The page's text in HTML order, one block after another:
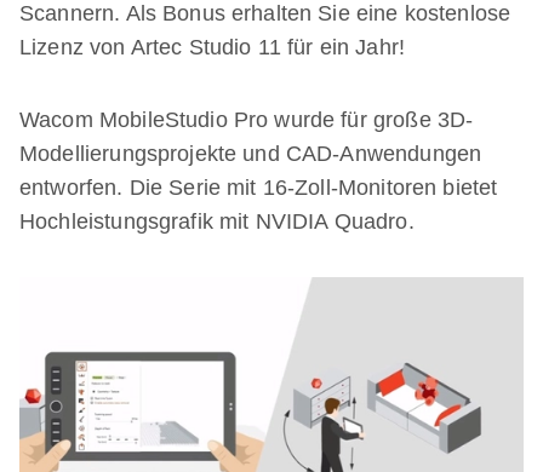
Scannern. Als Bonus erhalten Sie eine kostenlose
Lizenz von Artec Studio 11 für ein Jahr!
Wacom MobileStudio Pro wurde für große 3D-
Modellierungsprojekte und CAD-Anwendungen
entworfen. Die Serie mit 16-Zoll-Monitoren bietet
Hochleistungsgrafik mit NVIDIA Quadro.